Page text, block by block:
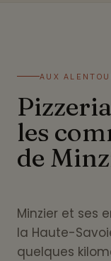
AUX
les
de
Minzier et ses
la Haute-
quelques